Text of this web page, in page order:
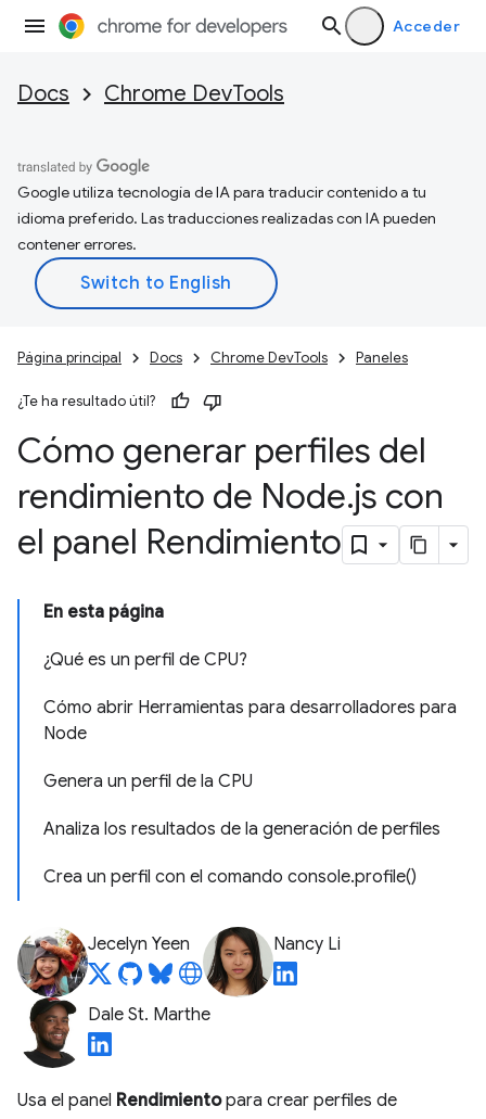
Acceder
Docs Chrome DevTools
Google utiliza tecnología de IA para traducir contenido a tu
idioma preferido. Las traducciones realizadas con IA pueden
contener errores.
Página principal Docs Chrome DevTools Paneles
¿Te ha resultado útil?
Cómo generar perfiles del
rendimiento de Node.js con
el panel Rendimiento
En esta página
¿Qué es un perfil de CPU?
Cómo abrir Herramientas para desarrolladores para
Node
Genera un perfil de la CPU
Analiza los resultados de la generación de perfiles
Crea un perfil con el comando console.profile()
Jecelyn Yeen Nancy Li
Dale St. Marthe
Usa el panel Rendimientopara crear perfiles de